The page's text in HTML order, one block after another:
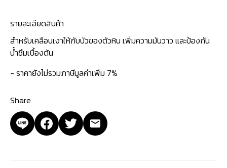
รายละเอียดสินค้า
สำหรับเคลือบเงาให้กับบัวของตัวหิน เพิ่มความมันวาว และป้องกัน
น้ำซึมเบื้องต้น
- ราคายังไม่รวมภาษีมูลค่าเพิ่ม 7%
Share